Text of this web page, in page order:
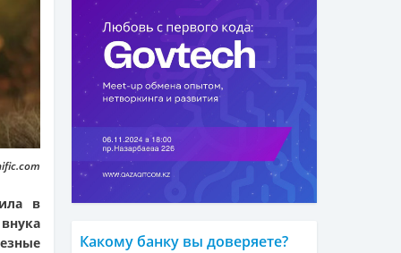
в
Какому банку вы доверяете?